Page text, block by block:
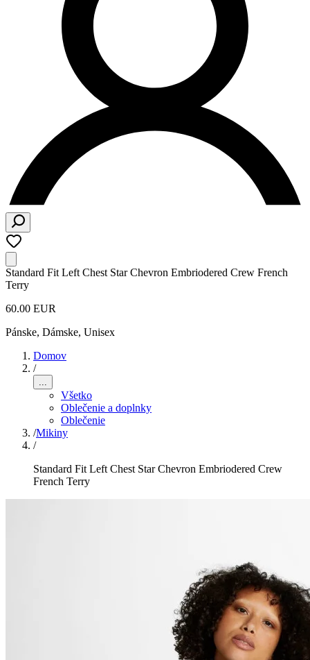
Standard Fit Left Chest Star Chevron Embriodered Crew French
Terry
60.00 EUR
Pánske, Dámske, Unisex
Domov
/
...
Všetko
Oblečenie a doplnky
Oblečenie
/Mikiny
/
Standard Fit Left Chest Star Chevron Embriodered Crew
French Terry